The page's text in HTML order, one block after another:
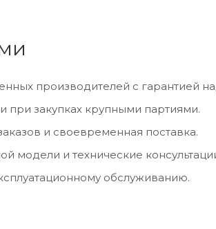
производителей с гарантией
закупках крупными партиями.
и своевременная поставка.
модели и технические
обслуживанию.